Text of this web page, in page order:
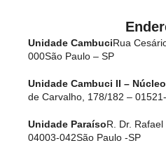
Unidade CambuciRua
000São Paulo – SP
Unidade Cambuci II –
de Carvalho, 178/182 –
Unidade ParaísoR. Dr.
04003-042São Paulo -SP